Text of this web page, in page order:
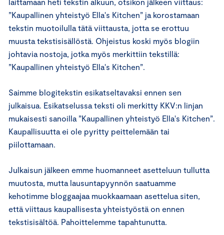
”Kaupallinen yhteistyö Ella's Kitchen” ja korostamaan
tekstin muotoilulla tätä viittausta, jotta se erottuu
muusta tekstisisällöstä. Ohjeistus koski myös blogiin
johtavia nostoja, jotka myös merkittiin tekstillä:
”Kaupallinen yhteistyö Ella's Kitchen”.
Saimme blogitekstin esikatseltavaksi ennen sen
julkaisua. Esikatselussa teksti oli merkitty KKV:n linjan
mukaisesti sanoilla ”Kaupallinen yhteistyö Ella's Kitchen”.
Kaupallisuutta ei ole pyritty peittelemään tai
piilottamaan.
Julkaisun jälkeen emme huomanneet asetteluun tullutta
muutosta, mutta lausuntapyynnön saatuamme
kehotimme bloggaajaa muokkaamaan asettelua siten,
että viittaus kaupallisesta yhteistyöstä on ennen
tekstisisältöä. Pahoittelemme tapahtunutta.